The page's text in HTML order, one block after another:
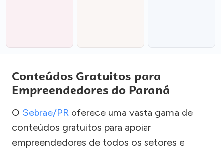
Conteúdos Gratuitos para
Empreendedores do Paraná
O Sebrae/PR oferece uma vasta gama de
conteúdos gratuitos para apoiar
empreendedores de todos os setores e